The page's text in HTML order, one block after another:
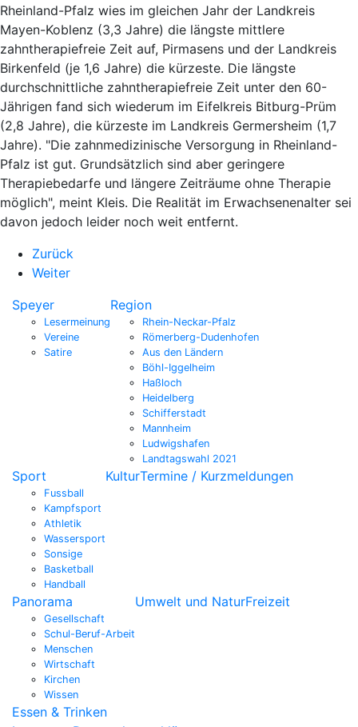
Rheinland-Pfalz wies im gleichen Jahr der Landkreis
Mayen-Koblenz (3,3 Jahre) die längste mittlere
zahntherapiefreie Zeit auf, Pirmasens und der Landkreis
Birkenfeld (je 1,6 Jahre) die kürzeste. Die längste
durchschnittliche zahntherapiefreie Zeit unter den 60-
Jährigen fand sich wiederum im Eifelkreis Bitburg-Prüm
(2,8 Jahre), die kürzeste im Landkreis Germersheim (1,7
Jahre). "Die zahnmedizinische Versorgung in Rheinland-
Pfalz ist gut. Grundsätzlich sind aber geringere
Therapiebedarfe und längere Zeiträume ohne Therapie
möglich", meint Kleis. Die Realität im Erwachsenenalter sei
davon jedoch leider noch weit entfernt.
Zurück
Weiter
Speyer
Lesermeinung
Vereine
Satire
Region
Rhein-Neckar-Pfalz
Römerberg-Dudenhofen
Aus den Ländern
Böhl-Iggelheim
Haßloch
Heidelberg
Schifferstadt
Mannheim
Ludwigshafen
Landtagswahl 2021
Sport
Fussball
Kampfsport
Athletik
Wassersport
Sonsige
Basketball
Handball
KulturTermine / Kurzmeldungen
Panorama
Gesellschaft
Schul-Beruf-Arbeit
Menschen
Wirtschaft
Kirchen
Wissen
Umwelt und NaturFreizeit
Essen & Trinken